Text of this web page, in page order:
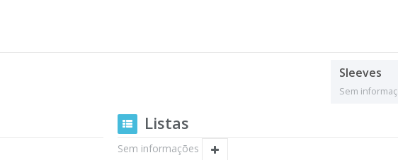
Sleeves
Sem
Listas
Sem informações